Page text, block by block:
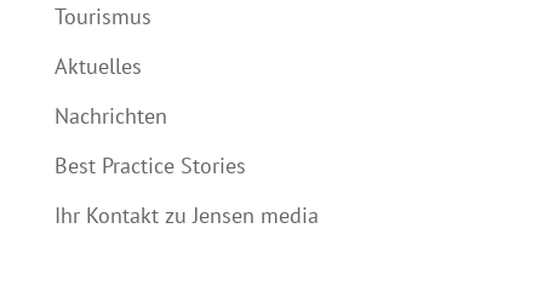
Tourismus
Aktuelles
Nachrichten
Best Practice Stories
Ihr Kontakt zu Jensen media